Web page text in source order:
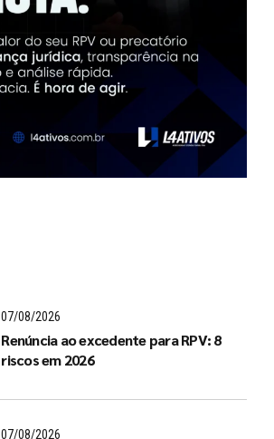
07/08/2026
Renúncia ao excedente para RPV: 8
riscos em 2026
07/08/2026